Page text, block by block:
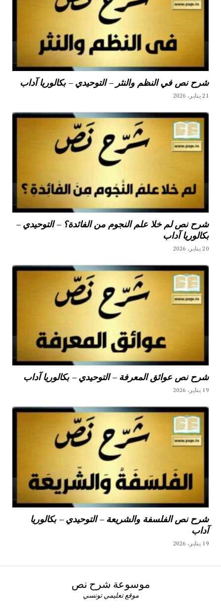
شرح نص في النظم والنثر – التوحيدي – بكالوريا آداب
21 يناير، 2026
شرح نص لم خلا علم النجوم من الفائدة؟ – التوحيدي –
بكالوريا آداب
20 يناير، 2026
شرح نص عوائق المعرفة – التوحيدي – بكالوريا آداب
19 يناير، 2026
شرح نص الفلسفة والشريعة – التوحيدي – بكالوريا
آداب
19 يناير، 2026
موسوعة شرح نص
موقع تعليمي تونسي